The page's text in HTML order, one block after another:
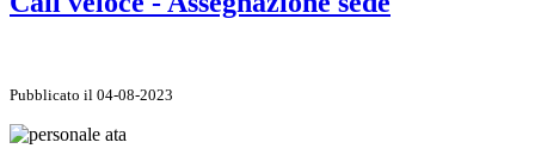
Pubblicato il 04-08-2023